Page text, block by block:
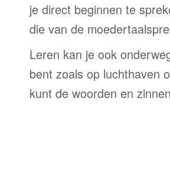
je direct beginnen te
die van de
Leren kan je ook
bent zoals op luchthaven
kunt de woorden en